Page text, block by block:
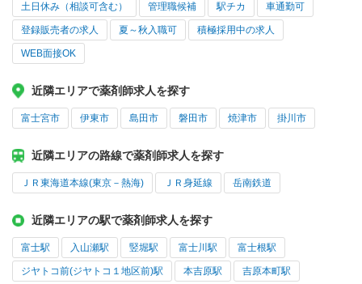
土日休み（相談可含む） 管理職候補 駅チカ 車通勤可
登録販売者の求人 夏～秋入職可 積極採用中の求人
WEB面接OK
近隣エリアで薬剤師求人を探す
富士宮市 伊東市 島田市 磐田市 焼津市 掛川市
近隣エリアの路線で薬剤師求人を探す
ＪＲ東海道本線(東京－熱海) ＪＲ身延線 岳南鉄道
近隣エリアの駅で薬剤師求人を探す
富士駅 入山瀬駅 竪堀駅 富士川駅 富士根駅
ジヤトコ前(ジヤトコ１地区前)駅 本吉原駅 吉原本町駅